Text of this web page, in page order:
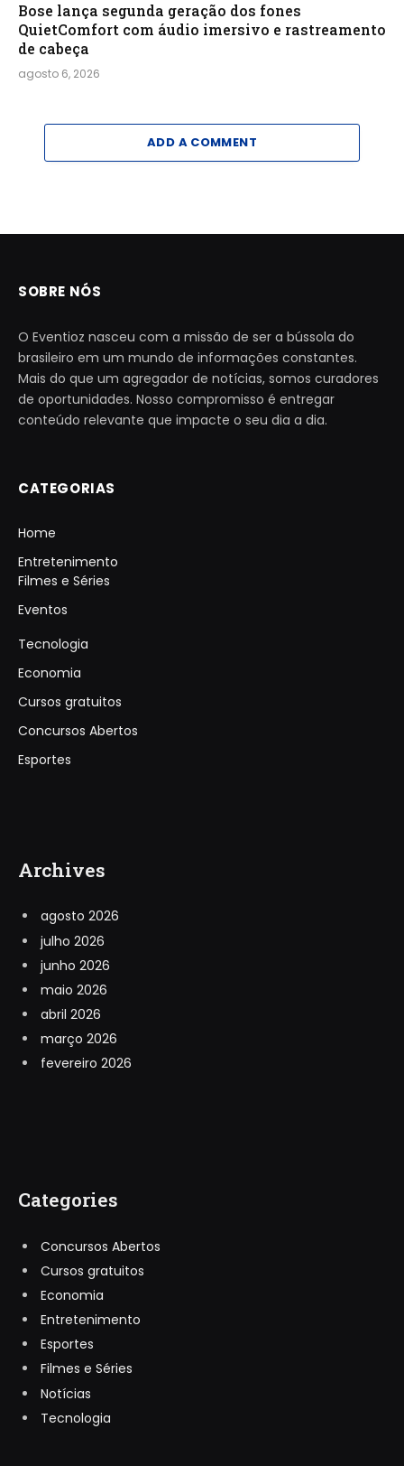
Bose lança segunda geração dos fones
QuietComfort com áudio imersivo e rastreamento
de cabeça
agosto 6, 2026
ADD A COMMENT
SOBRE NÓS
O Eventioz nasceu com a missão de ser a bússola do
brasileiro em um mundo de informações constantes.
Mais do que um agregador de notícias, somos curadores
de oportunidades. Nosso compromisso é entregar
conteúdo relevante que impacte o seu dia a dia.
CATEGORIAS
Home
Entretenimento
Filmes e Séries
Eventos
Tecnologia
Economia
Cursos gratuitos
Concursos Abertos
Esportes
Archives
agosto 2026
julho 2026
junho 2026
maio 2026
abril 2026
março 2026
fevereiro 2026
Categories
Concursos Abertos
Cursos gratuitos
Economia
Entretenimento
Esportes
Filmes e Séries
Notícias
Tecnologia